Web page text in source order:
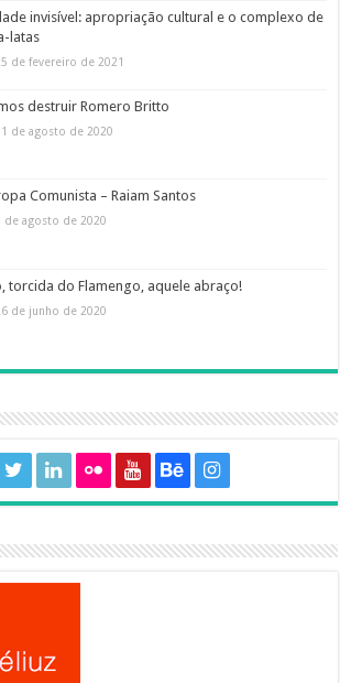
invisível: apropriação cultural e o complexo de
latas
de fevereiro de 2021
destruir Romero Britto
de agosto de 2020
Comunista – Raiam Santos
de agosto de 2020
torcida do Flamengo, aquele abraço!
de junho de 2020